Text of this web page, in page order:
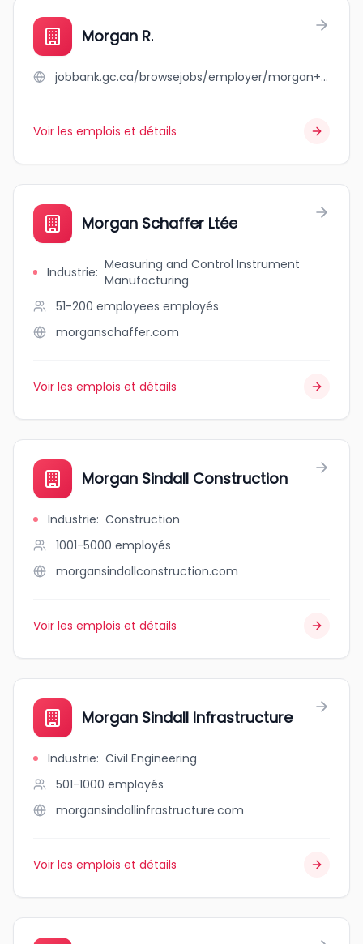
Morgan R.
jobbank.gc.ca/browsejobs/employer/morgan+r./ca
Voir les emplois et détails
Morgan Schaffer Ltée
Industrie: Measuring and Control Instrument
Manufacturing
51-200 employees employés
morganschaffer.com
Voir les emplois et détails
Morgan Sindall Construction
Industrie: Construction
1001-5000 employés
morgansindallconstruction.com
Voir les emplois et détails
Morgan Sindall Infrastructure
Industrie: Civil Engineering
501-1000 employés
morgansindallinfrastructure.com
Voir les emplois et détails